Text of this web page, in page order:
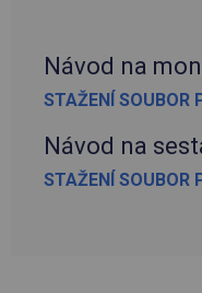
Návod na
STAŽENÍ SOUBOR
Návod na
STAŽENÍ SOUBOR